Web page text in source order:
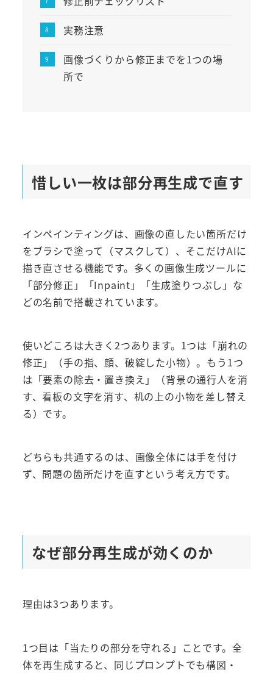
実務注意
画像づくりから修正までを1つの場
所で
惜しい一枚は部分再生成で直す
インペインティングは、画像の直したい箇所だけ
をブラシで塗って（マスクして）、そこだけAIに
描き直させる機能です。多くの画像生成ツールに
「部分修正」「Inpaint」「生成塗りつぶし」な
どの名前で搭載されています。
使いどころは大きく2つあります。1つは「崩れの
修正」（手の指、顔、破綻した小物）。もう1つ
は「要素の除去・置き換え」（背景の通行人を消
す、看板の文字を消す、机の上の小物を差し替え
る）です。
どちらも共通するのは、画像全体には手を付け
ず、問題の箇所だけを直すという考え方です。
なぜ部分再生成が効くのか
理由は3つあります。
1つ目は「当たりの部分を守れる」ことです。全
体を再生成すると、同じプロンプトでも構図・